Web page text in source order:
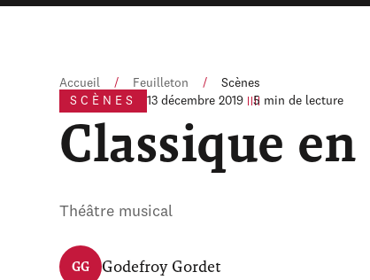
Accueil / Feuilleton /
Scènes
SCÈNES
13 décembre 2019 5 min de lecture
Classique
Théâtre musical
GG Godefroy Gordet